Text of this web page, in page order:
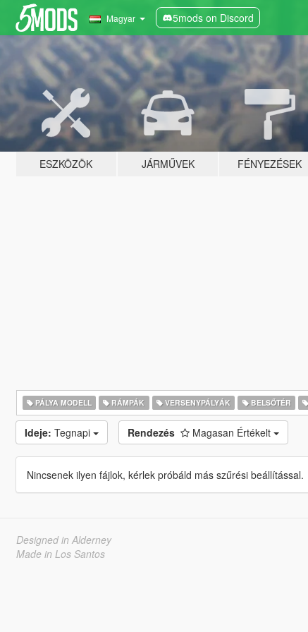
Magyar 5mods on Discord
ESZKÖZÖK JÁRMŰVEK FÉNYEZÉSEK
PÁLYA MODELL RÁMPÁK VERSENYPÁLYÁK BELSŐTÉR
Ideje: Tegnapi Rendezés Magasan Értékelt
Nincsenek ilyen fájlok, kérlek próbáld más szűrési beállítással.
Designed in Alderney
Made in Los Santos